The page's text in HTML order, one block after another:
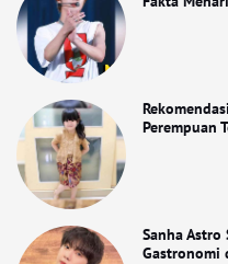
Perempuan
Sanha
Gastronomi